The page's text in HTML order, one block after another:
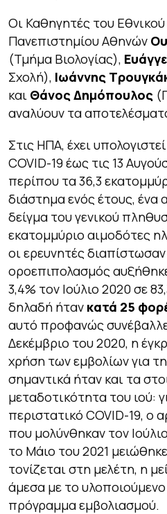
Οι Καθηγητές του
Πανεπιστημίου Αθηνών
(Τμήμα Βιολογίας),
Σχολή), Ιωάννης
και Θάνος Δημόπουλος
αναλύουν τα
Στις ΗΠΑ, έχει
COVID-19 έως τις 13
περίπου τα 36,3
διάστημα ενός έτους, ένα
δείγμα του γενικού
εκατομμύριο αιμοδότες
οι ερευνητές
οροεπιπολασμός
3,4% τον Ιούλιο 2020 σε
δηλαδή ήταν κατά 25
αυτό προφανώς
Δεκέμβριο του 2020, η
χρήση των εμβολίων για
σημαντικά ήταν και τα
μεταδοτικότητα του ιού:
περιστατικό COVID-19, ο
που μολύνθηκαν τον
το Μάιο του 2021
τονίζεται στη μελέτη, η
άμεσα με το
πρόγραμμα εμβολιασμού.